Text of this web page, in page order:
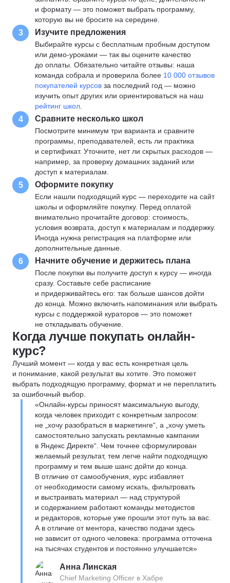
и формату — это поможет выбрать программу,
которую вы не бросите на середине.
3 Изучите предложения
Выбирайте курсы с бесплатным пробным доступом
или демо-уроками — так вы оцените качество
до оплаты. Обязательно читайте отзывы: наша
команда собрала и проверила более 10 000 отзывов
покупателей курсов за последний год — можно
изучить опыт других или ориентироваться на наш
рейтинг школ
4 Сравните несколько школ
Посмотрите минимум три варианта и сравните
программы, преподавателей, есть ли практика
и сертификат. Уточните, нет ли скрытых расходов —
например, за проверку домашних заданий или
доступ к материалам.
5 Оформите покупку
Если нашли подходящий курс — переходите на сайт
школы и оформляйте покупку. Перед оплатой
внимательно прочитайте договор: стоимость,
условия возврата, доступ к материалам и поддержку.
Иногда нужна регистрация на платформе или
дополнительные данные.
6 Начните обучение и держитесь плана
После покупки вы получите доступ к курсу — иногда
сразу. Составьте себе расписание
и придерживайтесь его: так больше шансов дойти
до конца. Можно включить напоминания или выбрать
курсы с поддержкой кураторов — это поможет
не откладывать обучение.
Когда лучше покупать онлайн-
курс?
Лучший момент — когда у вас есть конкретная цель
и понимание, какой результат вы хотите. Это поможет
выбрать подходящую программу, формат и не переплатить
за ошибочный выбор.
«Онлайн-курсы приносят максимальную выгоду,
когда человек приходит с конкретным запросом:
не „хочу разобраться в маркетинге“, а „хочу уметь
самостоятельно запускать рекламные кампании
в Яндекс Директе“. Чем точнее сформулирован
желаемый результат, тем легче найти подходящую
программу и тем выше шанс дойти до конца.
В отличие от самообучения, курс избавляет
от необходимости самому искать, фильтровать
и выстраивать материал — над структурой
и содержанием работают команды методистов
и редакторов, которые уже прошли этот путь за вас.
А в отличие от ментора, качество подачи здесь
не зависит от одного человека: программа отточена
на тысячах студентов и постоянно улучшается»
Анна Линская
Chief Marketing Officer в Хабре